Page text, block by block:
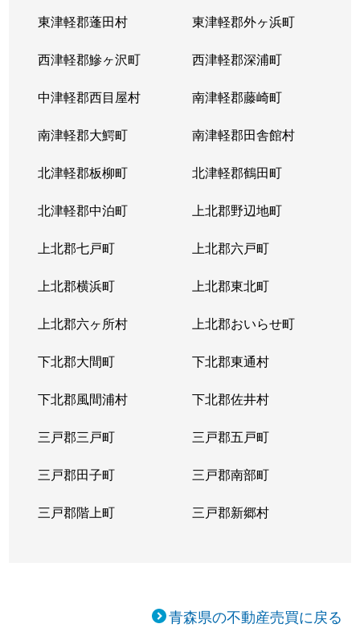
東津軽郡蓬田村 東津軽郡外ヶ浜町
西津軽郡鰺ヶ沢町 西津軽郡深浦町
中津軽郡西目屋村 南津軽郡藤崎町
南津軽郡大鰐町 南津軽郡田舎館村
北津軽郡板柳町 北津軽郡鶴田町
北津軽郡中泊町 上北郡野辺地町
上北郡七戸町 上北郡六戸町
上北郡横浜町 上北郡東北町
上北郡六ヶ所村 上北郡おいらせ町
下北郡大間町 下北郡東通村
下北郡風間浦村 下北郡佐井村
三戸郡三戸町 三戸郡五戸町
三戸郡田子町 三戸郡南部町
三戸郡階上町 三戸郡新郷村
青森県の不動産売買に戻る